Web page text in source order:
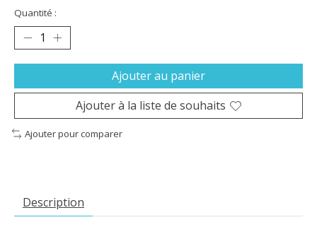
Quantité :
Ajouter au panier
Ajouter à la liste de souhaits
Ajouter pour comparer
Description